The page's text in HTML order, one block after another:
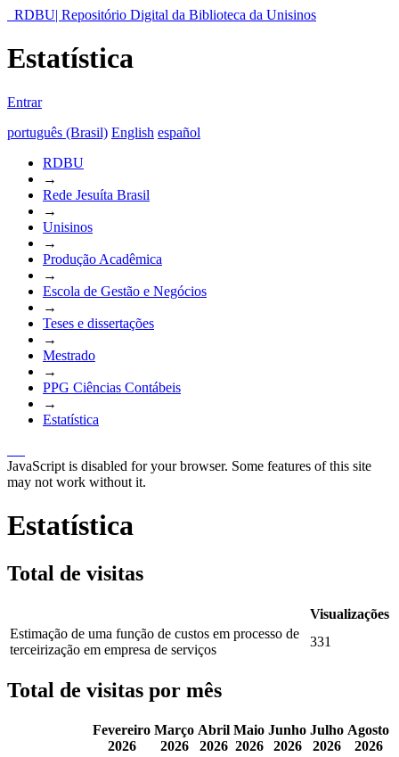
RDBU| Repositório Digital da Biblioteca da Unisinos
Estatística
Entrar
português (Brasil) English español
RDBU
→
Rede Jesuíta Brasil
→
Unisinos
→
Produção Acadêmica
→
Escola de Gestão e Negócios
→
Teses e dissertações
→
Mestrado
→
PPG Ciências Contábeis
→
Estatística
JavaScript is disabled for your browser. Some features of this site
may not work without it.
Estatística
Total de visitas
Visualizações
Estimação de uma função de custos em processo de
terceirização em empresa de serviços
331
Total de visitas por mês
Fevereiro
2026
Março
2026
Abril
2026
Maio
2026
Junho
2026
Julho
2026
Agosto
2026